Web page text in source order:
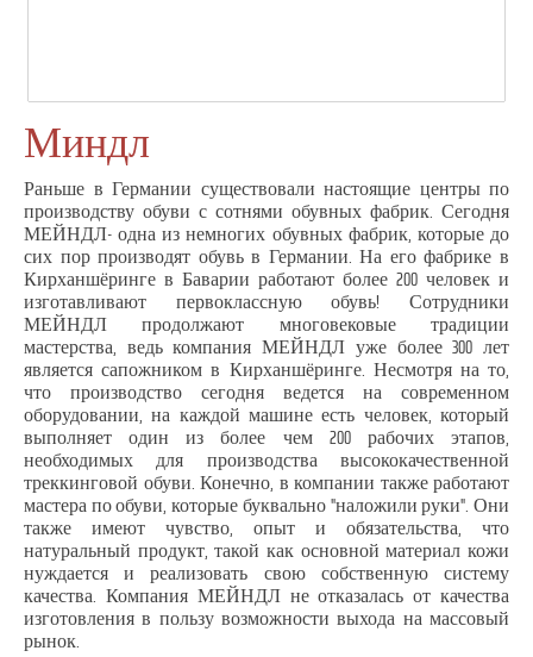
Миндл
Раньше в Германии существовали настоящие центры по
производству обуви с сотнями обувных фабрик. Сегодня
МЕЙНДЛ- одна из немногих обувных фабрик, которые до
сих пор производят обувь в Германии. На его фабрике в
Кирханшёринге в Баварии работают более 200 человек и
изготавливают первоклассную обувь! Сотрудники
МЕЙНДЛ продолжают многовековые традиции
мастерства, ведь компания МЕЙНДЛ уже более 300 лет
является сапожником в Кирханшёринге. Несмотря на то,
что производство сегодня ведется на современном
оборудовании, на каждой машине есть человек, который
выполняет один из более чем 200 рабочих этапов,
необходимых для производства высококачественной
треккинговой обуви. Конечно, в компании также работают
мастера по обуви, которые буквально "наложили руки". Они
также имеют чувство, опыт и обязательства, что
натуральный продукт, такой как основной материал кожи
нуждается и реализовать свою собственную систему
качества. Компания МЕЙНДЛ не отказалась от качества
изготовления в пользу возможности выхода на массовый
рынок.